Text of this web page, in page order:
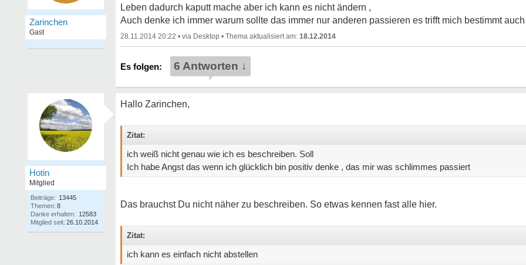
Zarinchen
Gast
Leben dadurch kaputt mache aber ich kann es nicht ändern ,
Auch denke ich immer warum sollte das immer nur anderen passieren es trifft mich bestimmt auch
28.11.2014 20:22 • • 18.12.2014
6 Antworten ↓
Hotin
Mitglied
Beiträge: 13445
Themen: 8
Danke erhalten: 12583
Mitglied seit: 26.10.2014
Hallo Zarinchen,
Zitat:
ich weiß nicht genau wie ich es beschreiben. Soll
Ich habe Angst das wenn ich glücklich bin positiv denke , das mir was schlimmes passiert
Das brauchst Du nicht näher zu beschreiben. So etwas kennen fast alle hier.
Zitat:
ich kann es einfach nicht abstellen